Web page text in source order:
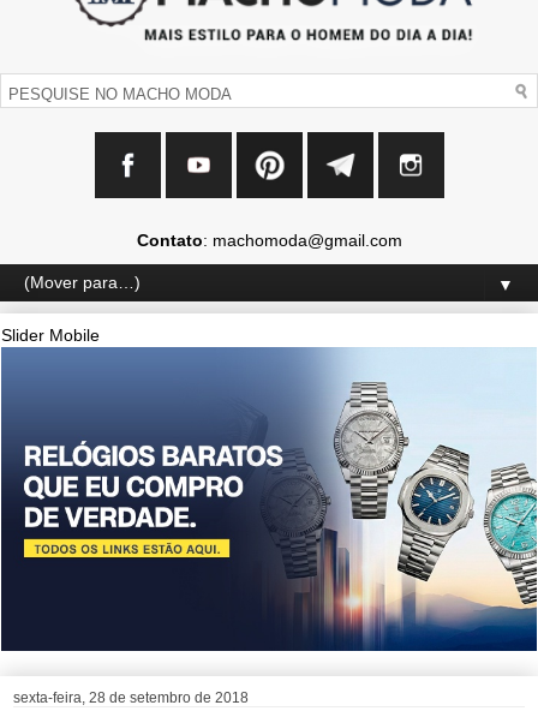
Contato: machomoda@gmail.com
▼
Slider Mobile
sexta-feira, 28 de setembro de 2018